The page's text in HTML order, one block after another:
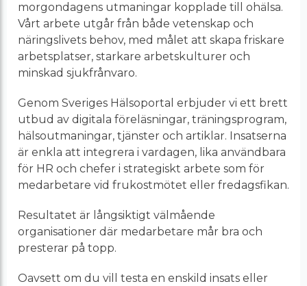
morgondagens utmaningar kopplade till ohälsa.
Vårt arbete utgår från både vetenskap och
näringslivets behov, med målet att skapa friskare
arbetsplatser, starkare arbetskulturer och
minskad sjukfrånvaro.
Genom Sveriges Hälsoportal erbjuder vi ett brett
utbud av digitala föreläsningar, träningsprogram,
hälsoutmaningar, tjänster och artiklar. Insatserna
är enkla att integrera i vardagen, lika användbara
för HR och chefer i strategiskt arbete som för
medarbetare vid frukostmötet eller fredagsfikan.
Resultatet är långsiktigt välmående
organisationer där medarbetare mår bra och
presterar på topp.
Oavsett om du vill testa en enskild insats eller